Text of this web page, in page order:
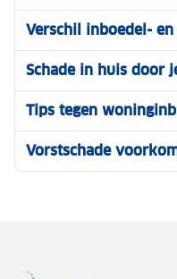
Verschil inboedel-
Schade in huis door
Tips tegen
Vorstschade